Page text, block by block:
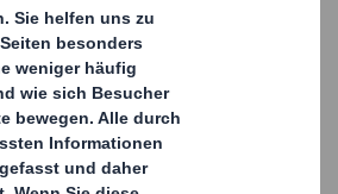
die folgenden Projekte